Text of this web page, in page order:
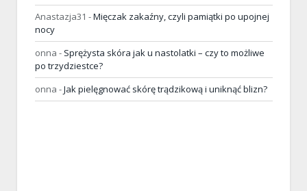
Anastazja31 -Mięczak zakaźny, czyli pamiątki po upojnej
nocy
onna - Sprężysta skóra jak u nastolatki – czy to możliwe
po trzydziestce?
onna -Jak pielęgnować skórę trądzikową i uniknąć blizn?